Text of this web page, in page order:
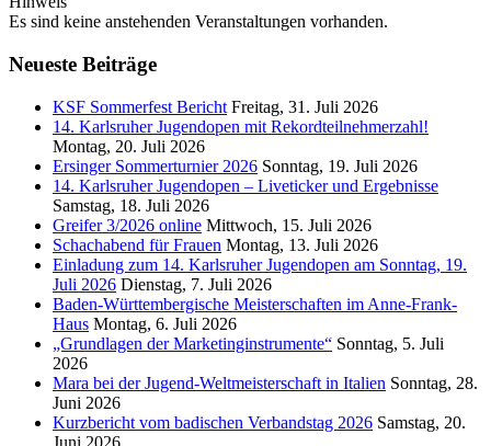
Es sind keine anstehenden Veranstaltungen vorhanden.
Neueste Beiträge
KSF Sommerfest Bericht Freitag, 31. Juli 2026
14. Karlsruher Jugendopen mit Rekordteilnehmerzahl!
Montag, 20. Juli 2026
Ersinger Sommerturnier 2026 Sonntag, 19. Juli 2026
14. Karlsruher Jugendopen – Liveticker und Ergebnisse
Samstag, 18. Juli 2026
Greifer 3/2026 online Mittwoch, 15. Juli 2026
Schachabend für Frauen Montag, 13. Juli 2026
Einladung zum 14. Karlsruher Jugendopen am Sonntag, 19.
Juli 2026 Dienstag, 7. Juli 2026
Baden-Württembergische Meisterschaften im Anne-Frank-
Haus Montag, 6. Juli 2026
„Grundlagen der Marketinginstrumente“ Sonntag, 5. Juli
2026
Mara bei der Jugend-Weltmeisterschaft in Italien Sonntag, 28.
Juni 2026
Kurzbericht vom badischen Verbandstag 2026 Samstag, 20.
Juni 2026